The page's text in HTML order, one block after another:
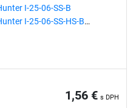
I-25-06-SS-B
I-25-06-SS-HS-B
1,56 € s DPH